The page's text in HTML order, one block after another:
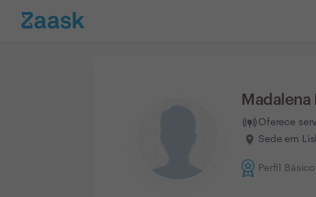
Madalena
Oferece
Sede em
Perfil Básico